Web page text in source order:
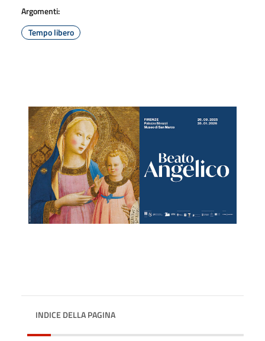
Argomenti:
Tempo libero
INDICE DELLA PAGINA